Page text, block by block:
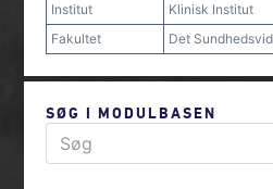
Institut
Klinisk Institut
Fakultet
Det
SØG I MODULBASEN